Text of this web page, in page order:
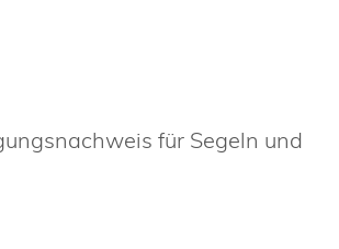
für Segeln und